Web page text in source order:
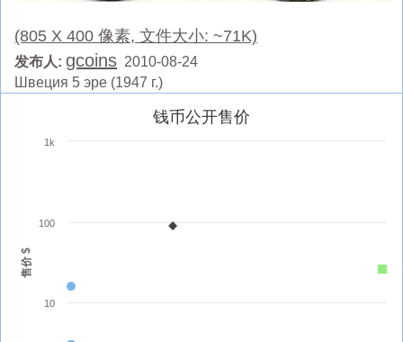
(805 X 400 像素, 文件大小: ~71K)
发布人: gcoins 2010-08-24
Швеция 5 эре (1947 г.)